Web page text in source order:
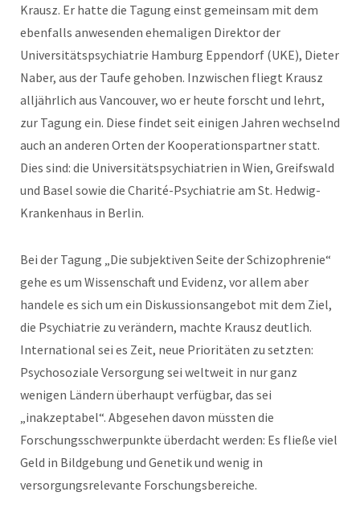
Krausz. Er hatte die Tagung einst gemeinsam mit dem
ebenfalls anwesenden ehemaligen Direktor der
Universitätspsychiatrie Hamburg Eppendorf (UKE), Dieter
Naber, aus der Taufe gehoben. Inzwischen fliegt Krausz
alljährlich aus Vancouver, wo er heute forscht und lehrt,
zur Tagung ein. Diese findet seit einigen Jahren wechselnd
auch an anderen Orten der Kooperationspartner statt.
Dies sind: die Universitätspsychiatrien in Wien, Greifswald
und Basel sowie die Charité-Psychiatrie am St. Hedwig-
Krankenhaus in Berlin.
Bei der Tagung „Die subjektiven Seite der Schizophrenie“
gehe es um Wissenschaft und Evidenz, vor allem aber
handele es sich um ein Diskussionsangebot mit dem Ziel,
die Psychiatrie zu verändern, machte Krausz deutlich.
International sei es Zeit, neue Prioritäten zu setzten:
Psychosoziale Versorgung sei weltweit in nur ganz
wenigen Ländern überhaupt verfügbar, das sei
„inakzeptabel“. Abgesehen davon müssten die
Forschungsschwerpunkte überdacht werden: Es fließe viel
Geld in Bildgebung und Genetik und wenig in
versorgungsrelevante Forschungsbereiche.